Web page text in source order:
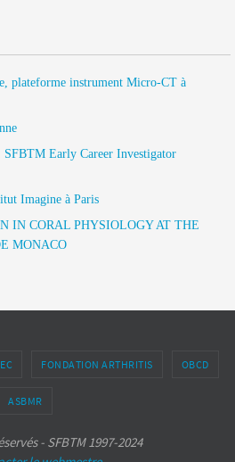
plateforme instrument Micro-CT à
Early Career Investigator
Imagine à Paris
IN CORAL PHYSIOLOGY AT THE
MONACO
FONDATION ARTHRITIS OBCD
ASBMR
- SFBTM 1997-2024